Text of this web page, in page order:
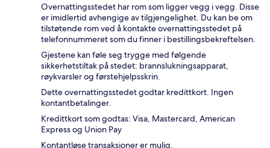
Overnattingsstedet har rom som ligger vegg i vegg. Disse
er imidlertid avhengige av tilgjengelighet. Du kan be om
tilstøtende rom ved å kontakte overnattingsstedet på
telefonnummeret som du finner i bestillingsbekreftelsen.
Gjestene kan føle seg trygge med følgende
sikkerhetstiltak på stedet: brannslukningsapparat,
røykvarsler og førstehjelpsskrin.
Dette overnattingsstedet godtar kredittkort. Ingen
kontantbetalinger.
Kredittkort som godtas: Visa, Mastercard, American
Express og Union Pay
Kontantløse transaksjoner er mulig.